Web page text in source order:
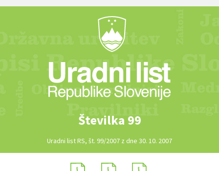
Številka 99
Uradni list RS, št. 99/2007 z dne 30. 10. 2007